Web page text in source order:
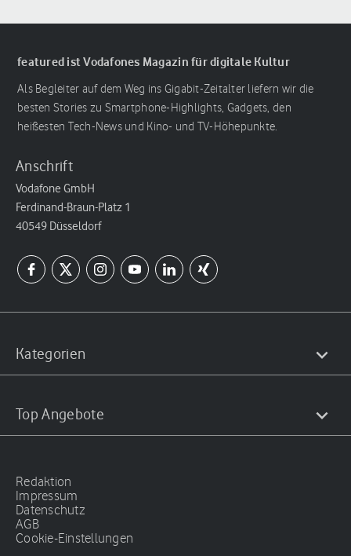
featured ist Vodafones Magazin für digitale Kultur
Als Begleiter auf dem Weg ins Gigabit-Zeitalter liefern wir die
besten Stories zu Smartphone-Highlights, Gadgets, den
heißesten Tech-News und Kino- und TV-Höhepunkte.
Anschrift
Vodafone GmbH
Ferdinand-Braun-Platz 1
40549 Düsseldorf
Kategorien
Top Angebote
Redaktion
Impressum
Datenschutz
AGB
Cookie-Einstellungen